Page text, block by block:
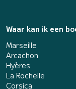
Waar kan ik een
Marseille
Arcachon
Hyères
La Rochelle
Corsica